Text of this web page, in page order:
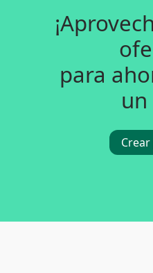
para
un